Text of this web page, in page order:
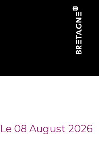
Le 08 August 2026